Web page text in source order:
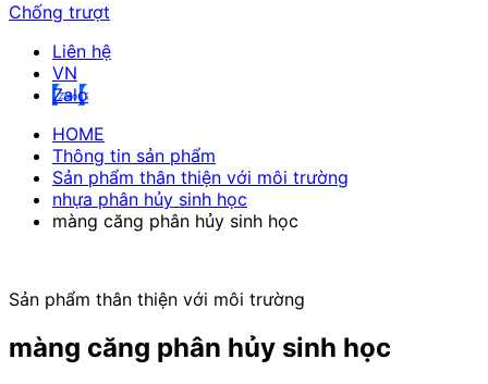
Chống trượt
Liên hệ
Zalo
HOME
Thông tin sản phẩm
Sản phẩm thân thiện với môi trường
nhựa phân hủy sinh học
màng căng phân hủy sinh học
Sản phẩm thân thiện với môi trường
màng căng phân hủy sinh học